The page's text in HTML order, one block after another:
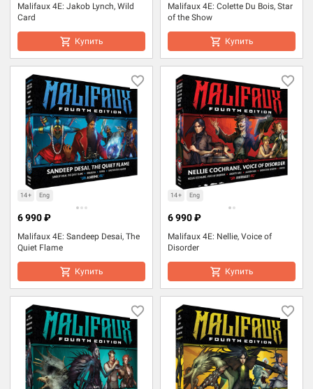
Malifaux 4E: Jakob Lynch, Wild
Card
Купить
Malifaux 4E: Colette Du Bois, Star
of the Show
Купить
14+ Eng
Malifaux 4E: Sandeep Desai, The
Quiet Flame
6 990 ₽
Купить
14+ Eng
Malifaux 4E: Nellie, Voice of
Disorder
6 990 ₽
Купить